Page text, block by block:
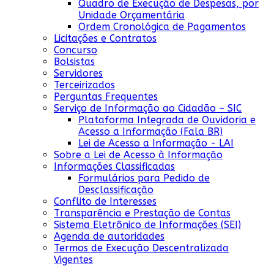
Quadro de Execução de Despesas, por
Unidade Orçamentária
Ordem Cronológica de Pagamentos
Licitações e Contratos
Concurso
Bolsistas
Servidores
Terceirizados
Perguntas Frequentes
Serviço de Informação ao Cidadão – SIC
Plataforma Integrada de Ouvidoria e
Acesso a Informação (Fala BR)
Lei de Acesso a Informação - LAI
Sobre a Lei de Acesso à Informação
Informações Classificadas
Formulários para Pedido de
Desclassificação
Conflito de Interesses
Transparência e Prestação de Contas
Sistema Eletrônico de Informações (SEI)
Agenda de autoridades
Termos de Execução Descentralizada
Vigentes